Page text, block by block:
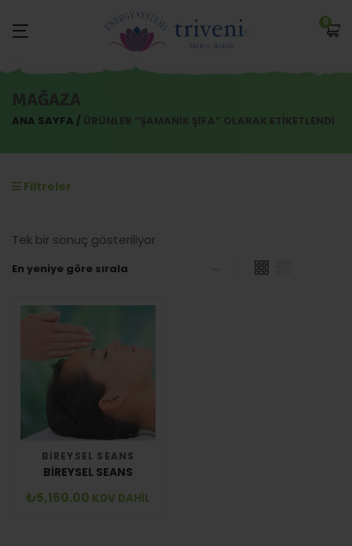
0
MAĞAZA
ANA SAYFA ÜRÜNLER “ŞAMANIK ŞIFA” OLARAK ETIKETLENDI
Filtreler
Tek bir sonuç gösteriliyor
BIREYSEL SEANS
BIREYSEL SEANS
₺5,150.00 KDV DAHİL